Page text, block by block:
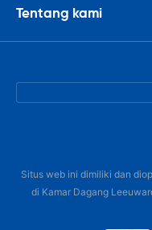
Tentang kami
Situs web ini dimiliki dan
di Kamar Dagang